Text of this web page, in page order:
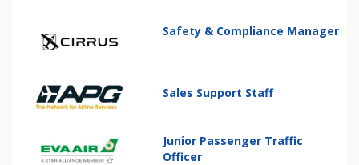
Safety & Compliance Manager
Sales Support Staff
Junior Passenger Traffic
Officer